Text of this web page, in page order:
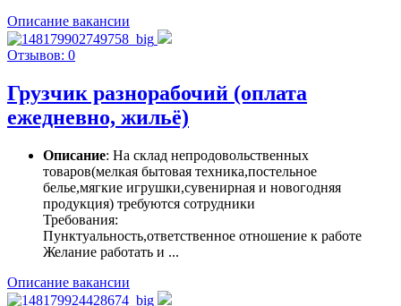
Описание вакансии
Отзывов: 0
Грузчик разнорабочий (оплата
ежедневно, жильё)
Описание: На склад непродовольственных
товаров(мелкая бытовая техника,постельное
белье,мягкие игрушки,сувенирная и новогодняя
продукция) требуются сотрудники
Требования:
Пунктуальность,ответственное отношение к работе
Желание работать и ...
Описание вакансии